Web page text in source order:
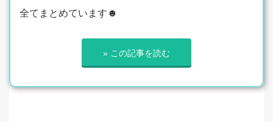
全てまとめています☻
» この記事を読む